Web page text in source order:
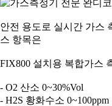
안전 용도로 실시간 가스
스 항목은
FIX800 설치용 복합가스
- O2 산소 0~30%Vol
- H2S 황화수소 0~100ppm